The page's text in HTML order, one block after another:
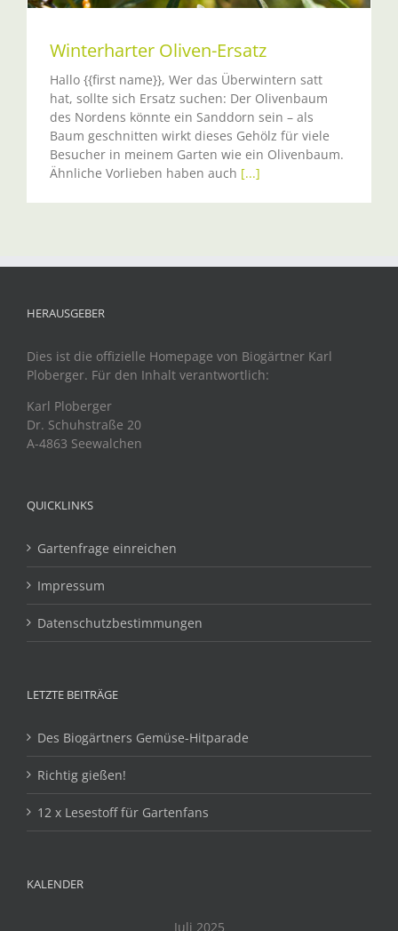
Winterharter Oliven-Ersatz
Hallo {{first name}}, Wer das Überwintern satt
hat, sollte sich Ersatz suchen: Der Olivenbaum
des Nordens könnte ein Sanddorn sein – als
Baum geschnitten wirkt dieses Gehölz für viele
Besucher in meinem Garten wie ein Olivenbaum.
Ähnliche Vorlieben haben auch [...]
HERAUSGEBER
Dies ist die offizielle Homepage von Biogärtner Karl
Ploberger. Für den Inhalt verantwortlich:
Karl Ploberger
Dr. Schuhstraße 20
A-4863 Seewalchen
QUICKLINKS
Gartenfrage einreichen
Impressum
Datenschutzbestimmungen
LETZTE BEITRÄGE
Des Biogärtners Gemüse-Hitparade
Richtig gießen!
12 x Lesestoff für Gartenfans
KALENDER
Juli 2025